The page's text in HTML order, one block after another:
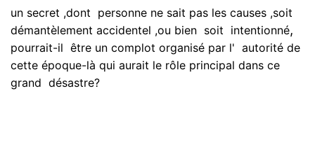
un secret ,dont personne ne sait pas les causes ,soit
démantèlement accidentel ,ou bien soit intentionné,
pourrait-il être un complot organisé par l' autorité de
cette époque-là qui aurait le rôle principal dans ce
grand désastre?